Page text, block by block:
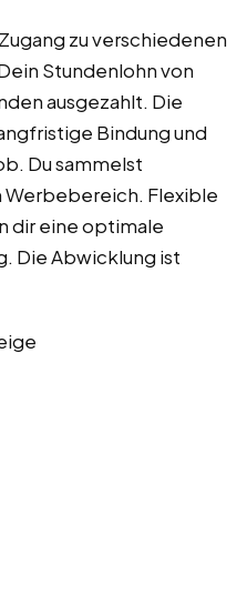
zu verschiedenen
Stundenlohn von
ausgezahlt. Die
Bindung und
Du sammelst
Werbebereich. Flexible
dir eine optimale
Die Abwicklung ist